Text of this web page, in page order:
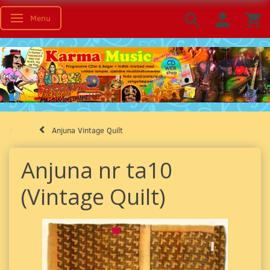
Skifte navigation
Menu
Anjuna Vintage Quilt
Anjuna nr ta10
(Vintage Quilt)